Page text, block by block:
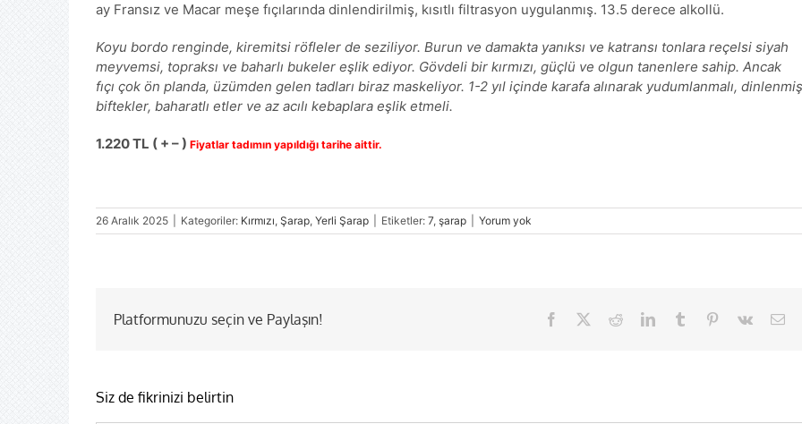
ay Fransız ve Macar meşe fıçılarında dinlendirilmiş, kısıtlı filtrasyon uygulanmış. 13.5 derece alkollü.
Koyu bordo renginde, kiremitsi röfleler de seziliyor. Burun ve damakta yanıksı ve katransı tonlara reçelsi siyah
meyvemsi, topraksı ve baharlı bukeler eşlik ediyor. Gövdeli bir kırmızı, güçlü ve olgun tanenlere sahip. Ancak
fıçı çok ön planda, üzümden gelen tadları biraz maskeliyor. 1-2 yıl içinde karafa alınarak yudumlanmalı, dinlenmiş
biftekler, baharatlı etler ve az acılı kebaplara eşlik etmeli.
1.220 TL ( + – ) Fiyatlar tadımın yapıldığı tarihe aittir.
26 Aralık 2025 Kategoriler: Kırmızı, Şarap, Yerli Şarap Etiketler: 7, şarap Yorum yok
Platformunuzu seçin ve Paylaşın! Facebook RedditLinkedInTumblr Pinterest
Vk
E-
Siz de fikrinizi belirtin